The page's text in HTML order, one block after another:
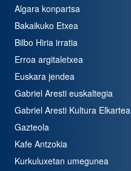
Algara konpartsa
Bakaikuko Etxea
Bilbo Hiria irratia
Erroa argitaletxea
Euskara jendea
Gabriel Aresti euskaltegia
Gabriel Aresti Kultura Elkartea
Gazteola
Kafe Antzokia
Kurkuluxetan umegunea